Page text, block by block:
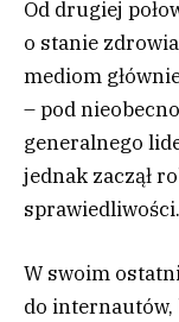
Od drugiej
o stanie
mediom
– pod
generalnego
jednak zaczął
sprawiedliwości.
W swoim
do internautów,